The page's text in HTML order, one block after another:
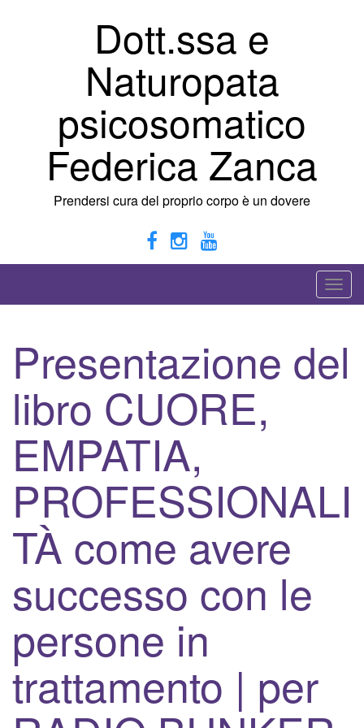
Dott.ssa e
Naturopata
psicosomatico
Federica Zanca
Prendersi cura del proprio corpo è un dovere
A
t
v
t
Presentazione del
libro CUORE,
EMPATIA,
PROFESSIONALI
TÀ come avere
successo con le
persone in
trattamento | per